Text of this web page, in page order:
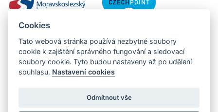
Copyright © 2013 - 2026 Městský úřad Orlová
Cookies
Tato webová stránka používá nezbytné soubory
cookie k zajištění správného fungování a sledovací
soubory cookie. Tyto budou nastaveny až po udělení
souhlasu. Nastavení cookies
Odmítnout vše